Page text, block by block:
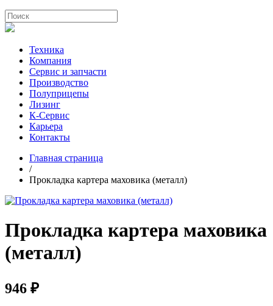
Техника
Компания
Сервис и запчасти
Производство
Полуприцепы
Лизинг
К-Сервис
Карьера
Контакты
Главная страница
/
Прокладка картера маховика (металл)
Прокладка картера маховика
(металл)
946 ₽